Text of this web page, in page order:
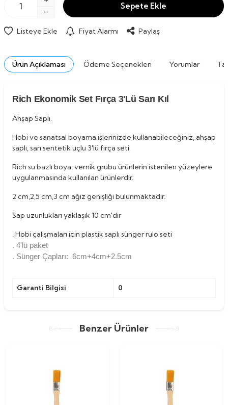
Sepete Ekle
Listeye Ekle Fiyat Alarmı Paylaş
Ürün Açıklaması Ödeme Seçenekleri Yorumlar
Rich Ekonomik Set Fırça 3'Lü Sarı Kıl
Ahşap Saplı.
Hobi ve sanatsal boyama işlerinizde kullanabileceğiniz, ahşap
saplı, sarı sentetik uçlu 3'lü fırça seti.
Rich su bazlı boya, vernik grubu ürünlerin istenilen yüzeylere
uygulanmasında kullanılan ürünlerdir.
2 cm,2,5 cm,3 cm ağız genişliği bulunmaktadır.
Sap uzunlukları yaklaşık 10 cm'dir
. Hobi çalışmaları için plastik saplı sünger rulo seti
. 4'lü paket
. Sünger Çapları: 6cm+4cm+2.5cm
Garanti Bilgisi 0
Benzer Ürünler